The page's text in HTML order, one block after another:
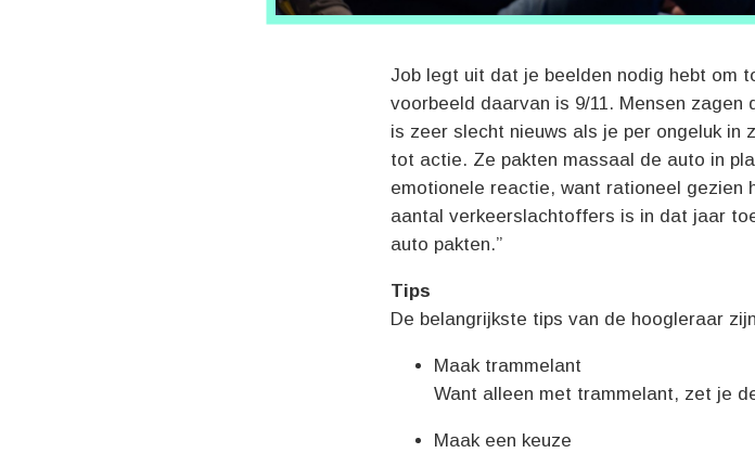
Job legt uit dat je beelden nodig hebt om
voorbeeld daarvan is 9/11. Mensen zagen
is zeer slecht nieuws als je per ongeluk in
tot actie. Ze pakten massaal de auto in
emotionele reactie, want rationeel gezien
aantal verkeerslachtoffers is in dat jaar
auto pakten.”
Tips
De belangrijkste tips van de hoogleraar
Maak trammelant
Want alleen met trammelant, zet je
Maak een keuze